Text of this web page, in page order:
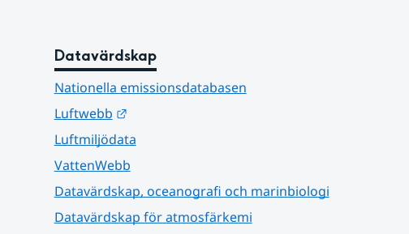
Datavärdskap
Nationella emissionsdatabasen
Luftwebb
Länk till annan webbplats.
Luftmiljödata
VattenWebb
Datavärdskap, oceanografi och marinbiologi
Datavärdskap för atmosfärkemi